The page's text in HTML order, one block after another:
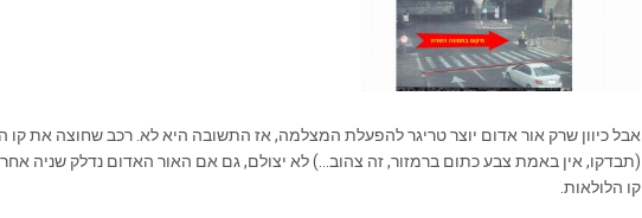
אבל כיוון שרק אור אדום יוצר טריגר להפעלת המצלמה, אז התשובה היא לא. רכב שחוצה את
(תבדקו, אין באמת צבע כתום ברמזור, זה צהוב…) לא יצולם, גם אם האור האדום נדלק שניה
קו הלולאות.